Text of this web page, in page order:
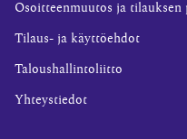
Osoitteenmuutos ja tilauksen
Tilaus- ja käyttöehdot
Taloushallintoliitto
Yhteystiedot